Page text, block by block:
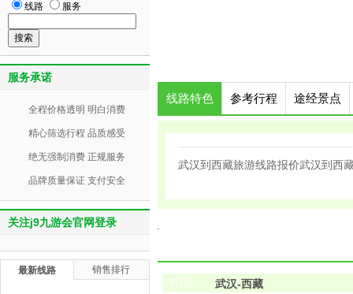
线路特色 参考行程 途经景点
武汉到西藏旅游线路报价武汉到西
第1天 武汉-西藏
线路 服务
服务承诺
全程价格透明 明白消费
精心筛选行程 品质感受
绝无强制消费 正规服务
品牌质量保证 支付安全
关注j9九游会官网登录
最新线路 销售排行